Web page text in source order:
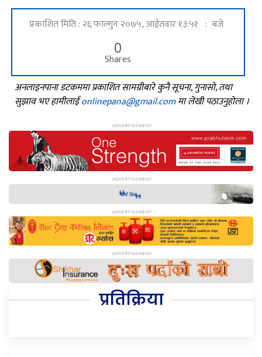
प्रकाशित मिति : २६ फाल्गुन २०७५, आईतवार १३:५१ : बजे
0
Shares
अनलाइनपाना डटकममा प्रकाशित सामग्रीबारे कुनै सूचना, गुनासो, तथा
सुझाव भए हामीलाईonlinepana@gmail.comमा लेखी पठाउनुहोला ।
प्रतिक्रिया